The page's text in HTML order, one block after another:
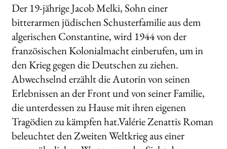
Der 19-jährige Jacob Melki, Sohn einer
bitterarmen jüdischen Schusterfamilie aus dem
algerischen Constantine, wird 1944 von der
französischen Kolonialmacht einberufen, um in
den Krieg gegen die Deutschen zu ziehen.
Abwechselnd erzählt die Autorin von seinen
Erlebnissen an der Front und von seiner Familie,
die unterdessen zu Hause mit ihren eigenen
Tragödien zu kämpfen hat.Valérie Zenattis Roman
beleuchtet den Zweiten Weltkrieg aus einer